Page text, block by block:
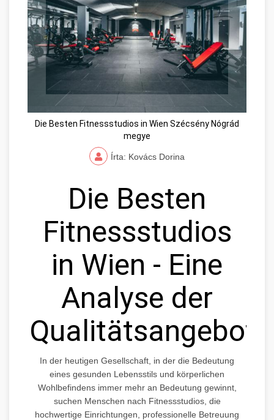
Die Besten Fitnessstudios in Wien Szécsény Nógrád
megye
Írta: Kovács Dorina
Die Besten
Fitnessstudios
in Wien - Eine
Analyse der
Qualitätsangebote
In der heutigen Gesellschaft, in der die Bedeutung
eines gesunden Lebensstils und körperlichen
Wohlbefindens immer mehr an Bedeutung gewinnt,
suchen Menschen nach Fitnessstudios, die
hochwertige Einrichtungen, professionelle Betreuung